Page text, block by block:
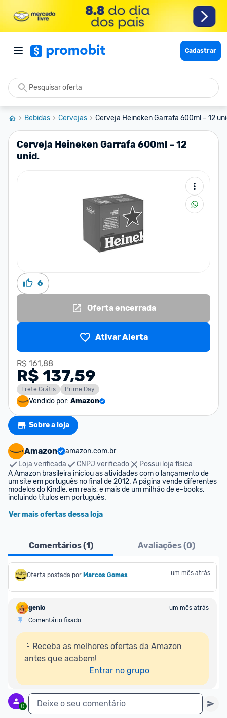
Cadastrar
Bebidas Cervejas Cerveja Heineken Garrafa 600ml – 12
Cerveja Heineken Garrafa 600ml – 12
unid.
6
Oferta encerrada
Ativar Alerta
R$ 161,88
R$ 137,59
Frete Grátis Prime Day
Vendido por: Amazon
Sobre a loja
Amazon
amazon.com.br
Loja verificada
CNPJ verificado
Possui loja física
A Amazon brasileira iniciou as atividades com o lançamento de
um site em português no final de 2012. A página vende diferentes
modelos do Kindle, em reais, e mais de um milhão de e-books,
incluindo títulos em português.
Ver mais ofertas dessa loja
Comentários (1) Avaliações (0)
Oferta postada por Marcos Gomes um mês atrás
genio
um mês atrás
Comentário fixado
📱Receba as melhores ofertas da Amazon
antes que acabem!
Entrar no grupo
0 Deixe o seu comentário